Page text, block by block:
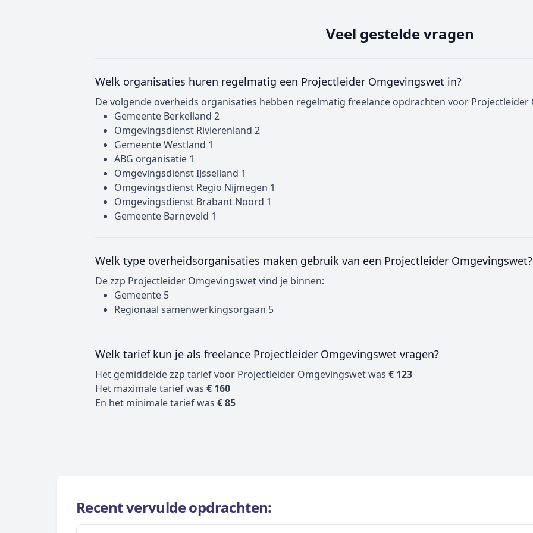
Veel gestelde vragen
Welk organisaties huren regelmatig een Projectleider Omgevingswet in?
De volgende overheids organisaties hebben regelmatig freelance opdrachten voor Projectleider
Gemeente Berkelland 2
Omgevingsdienst Rivierenland 2
Gemeente Westland 1
ABG organisatie 1
Omgevingsdienst IJsselland 1
Omgevingsdienst Regio Nijmegen 1
Omgevingsdienst Brabant Noord 1
Gemeente Barneveld 1
Welk type overheidsorganisaties maken gebruik van een Projectleider Omgevingswet?
De zzp Projectleider Omgevingswet vind je binnen:
Gemeente 5
Regionaal samenwerkingsorgaan 5
Welk tarief kun je als freelance Projectleider Omgevingswet vragen?
Het gemiddelde zzp tarief voor Projectleider Omgevingswet was € 123
Het maximale tarief was € 160
En het minimale tarief was € 85
Recent vervulde opdrachten: